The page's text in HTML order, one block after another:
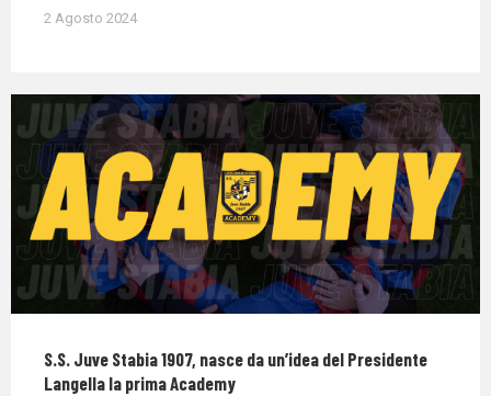
2 Agosto 2024
S.S. Juve Stabia 1907, nasce da un’idea del Presidente
Langella la prima Academy